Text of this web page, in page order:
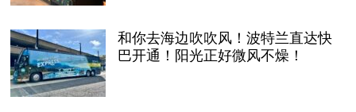
和你去海边吹吹风！波特兰直达快
巴开通！阳光正好微风不燥！